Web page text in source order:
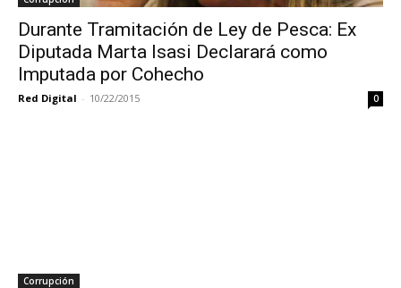
Durante Tramitación de Ley de Pesca: Ex
Diputada Marta Isasi Declarará como
Imputada por Cohecho
Red Digital - 10/22/2015 0
Corrupción